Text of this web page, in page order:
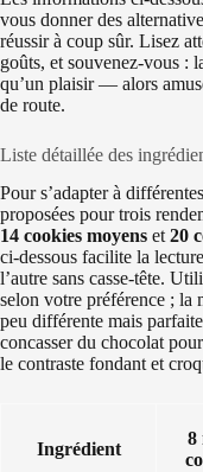
vous donner des
réussir à coup sûr. Lisez
goûts, et souvenez-vous :
qu’un plaisir — alors
de route.
Liste détaillée des
Pour s’adapter à
proposées pour trois
14 cookies moyens et20
ci‑dessous facilite la
l’autre sans casse‑tête.
selon votre préférence ; la
peu différente mais
concasser du chocolat
le contraste fondant et
Ingrédient
8